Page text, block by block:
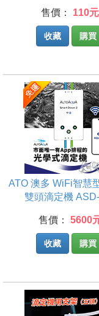
售價： 110元
收藏 購買
ATO 澳多 WiFi智慧
雙頭滴定機
售價： 5600
收藏 購買